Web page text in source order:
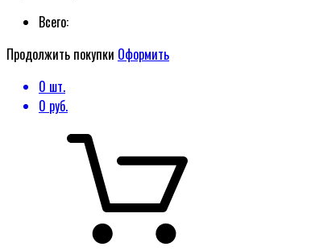
Всего:
Продолжить покупки Оформить
0 шт.
0 руб.